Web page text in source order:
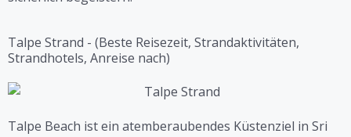
Talpe Strand - (Beste Reisezeit, Strandaktivitäten,
Strandhotels, Anreise nach)
Talpe Beach ist ein atemberaubendes Küstenziel in Sri